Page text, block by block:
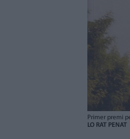
Primer premi
LO RAT PENAT